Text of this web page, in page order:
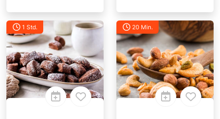
1 Std. 20 Min.